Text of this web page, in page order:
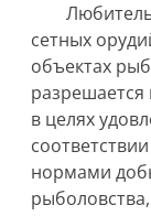
сетных
объектах
в целях
нормами